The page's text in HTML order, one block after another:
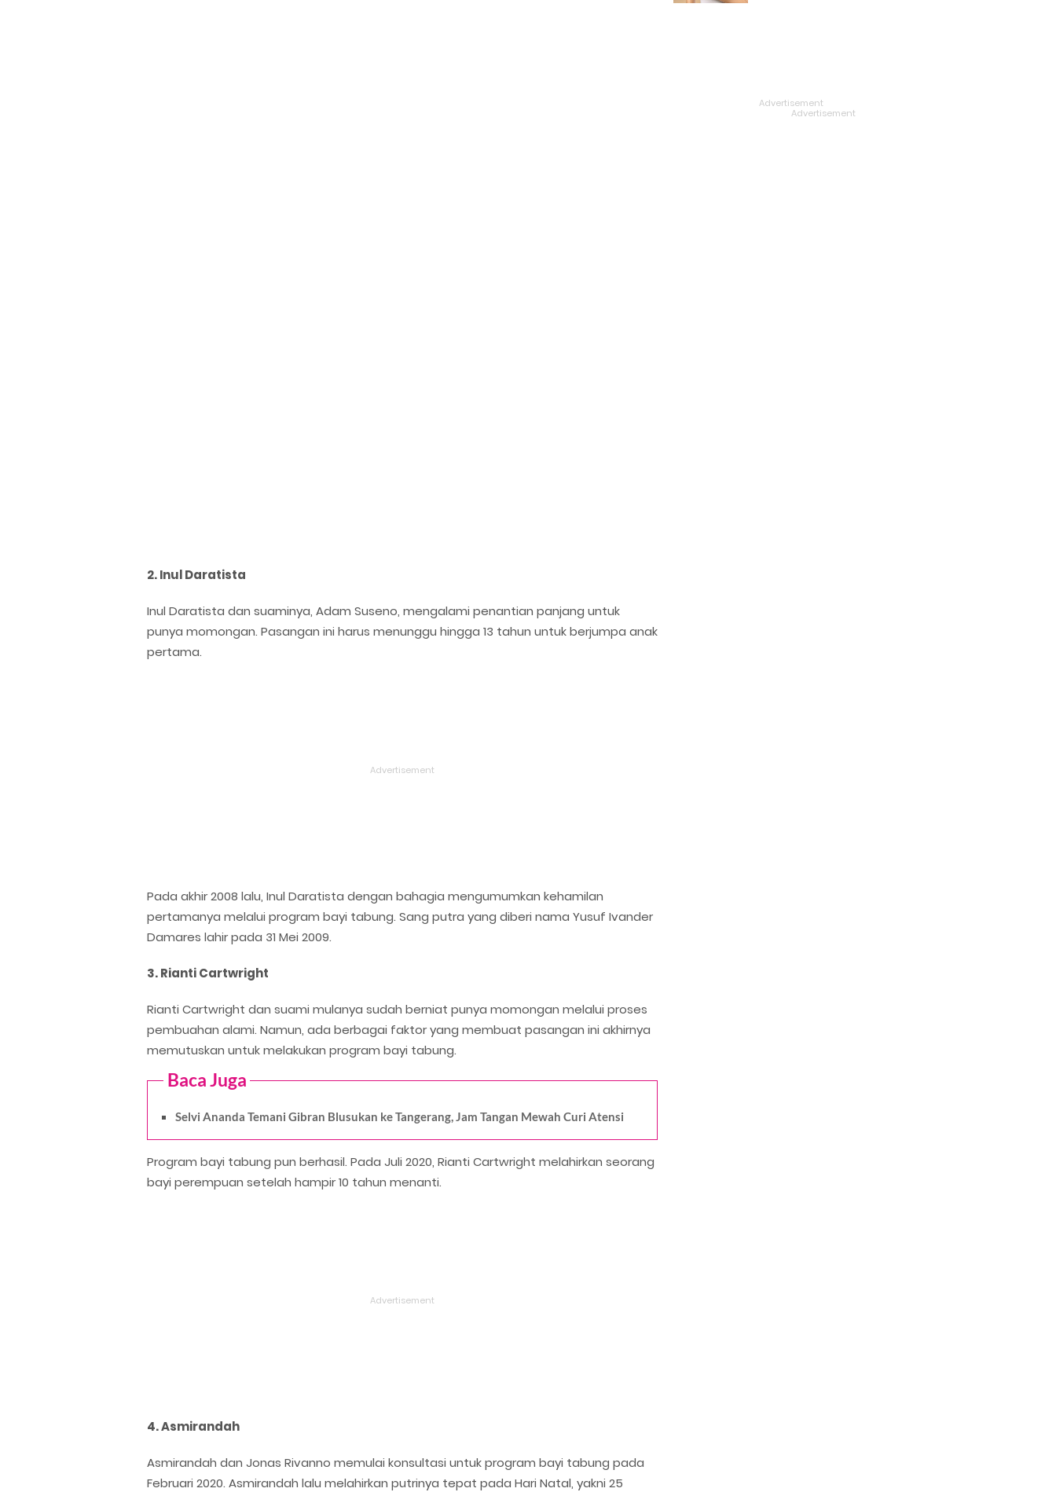
2. Inul Daratista
Inul Daratista dan suaminya, Adam Suseno, mengalami penantian panjang untuk
punya momongan. Pasangan ini harus menunggu hingga 13 tahun untuk berjumpa anak
pertama.
Pada akhir 2008 lalu, Inul Daratista dengan bahagia mengumumkan kehamilan
pertamanya melalui program bayi tabung. Sang putra yang diberi nama Yusuf Ivander
Damares lahir pada 31 Mei 2009.
3. Rianti Cartwright
Rianti Cartwright dan suami mulanya sudah berniat punya momongan melalui proses
pembuahan alami. Namun, ada berbagai faktor yang membuat pasangan ini akhirnya
memutuskan untuk melakukan program bayi tabung.
Baca Juga
Selvi Ananda Temani Gibran Blusukan ke Tangerang, Jam Tangan Mewah Curi Atensi
Program bayi tabung pun berhasil. Pada Juli 2020, Rianti Cartwright melahirkan seorang
bayi perempuan setelah hampir 10 tahun menanti.
4. Asmirandah
Asmirandah dan Jonas Rivanno memulai konsultasi untuk program bayi tabung pada
Februari 2020. Asmirandah lalu melahirkan putrinya tepat pada Hari Natal, yakni 25